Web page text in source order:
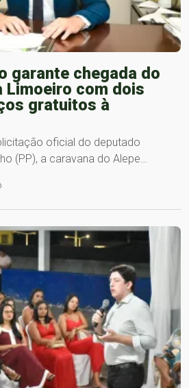
garante chegada do
Limoeiro com dois
gratuitos à
oficial do deputado
(PP), a caravana do Alepe…